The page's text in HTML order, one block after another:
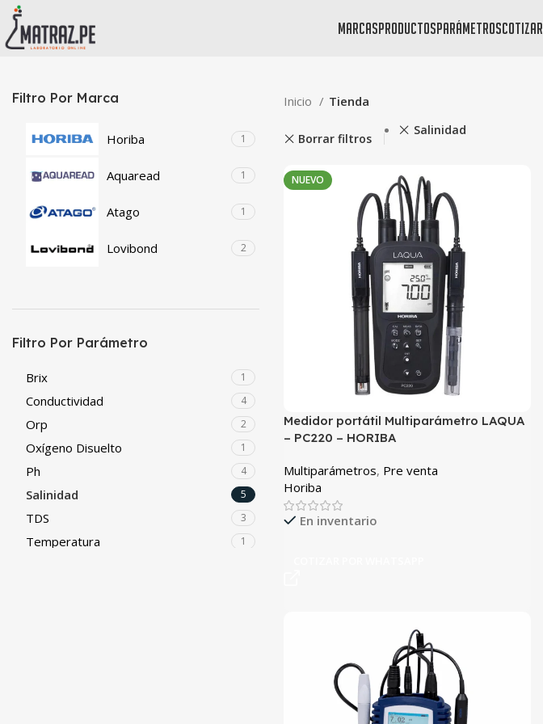
marcasproductosparámetroscotizar
Filtro Por Marca
Horiba 1
Aquaread 1
Atago 1
Lovibond 2
Filtro Por Parámetro
Brix 1
Conductividad 4
Orp 2
Oxígeno Disuelto 1
Ph 4
Salinidad 5
TDS 3
Temperatura 1
Inicio Tienda
Borrar filtros
Salinidad
NUEVO
Medidor portátil Multiparámetro LAQUA
– PC220 – HORIBA
Multiparámetros, Pre venta
Horiba
En inventario